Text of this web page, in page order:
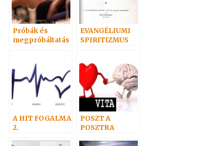
Próbák és
megpróbáltatás
EVANGÉLIUMI
SPIRITIZMUS
A HIT FOGALMA
2.
POSZT A
POSZTRA